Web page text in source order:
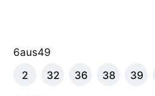
6aus49
2
32 36 38 39